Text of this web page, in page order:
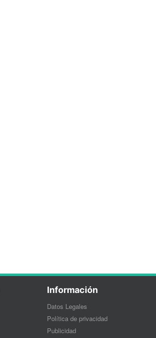
Información
Datos Legales
Política de privacidad
Publicidad